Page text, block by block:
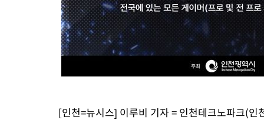
[인천=뉴시스] 이루비 기자 = 인천테크노파크(